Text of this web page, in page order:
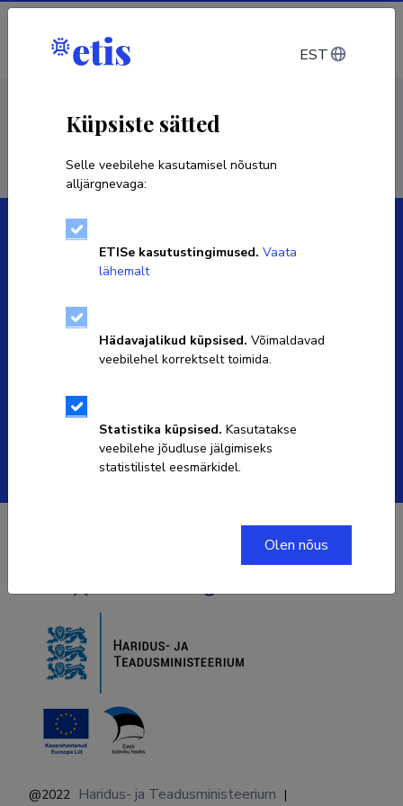
Sisene
Eesti Teadusinfosüsteemi omanik on Haridus- ja
Teadusministeerium ning igapäevaselt haldab seda SA
Eesti Teadusagentuur.
ETISe kasutajatoe kontakt
Soola 8, Tartu 51013
@2022 Haridus- ja Teadusministeerium |
EST
Küpsiste sätted
Selle veebilehe kasutamisel nõustun
alljärgnevaga:
ETISe kasutustingimused. Vaata
lähemalt
Hädavajalikud küpsised. Võimaldavad
veebilehel korrektselt toimida.
Statistika küpsised. Kasutatakse
veebilehe jõudluse jälgimiseks
statistilistel eesmärkidel.
Olen nõus